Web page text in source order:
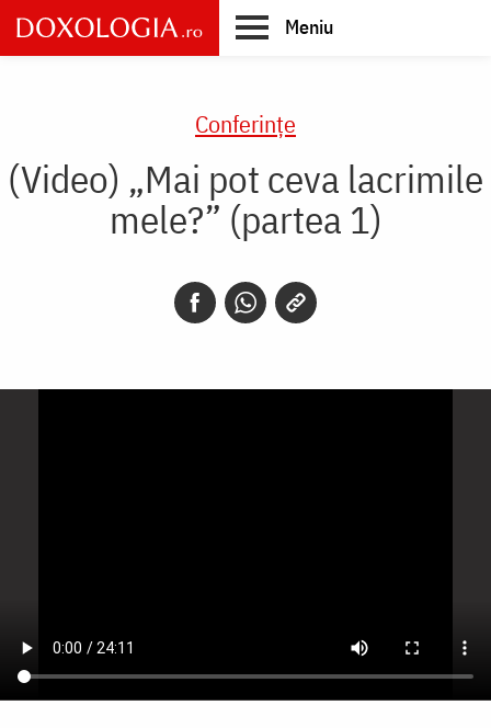
Skip
to
main
Meniu
Conferințe
(Video) „Mai pot ceva lacrimile
mele?” (partea 1)